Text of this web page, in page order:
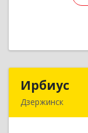
Ирбиус
Дзержинск